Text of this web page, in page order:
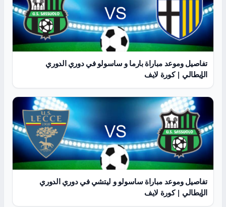
تفاصيل وموعد مباراة بارما و ساسولو في دوري الدوري
الإيطالي | كورة لايف
تفاصيل وموعد مباراة ساسولو و ليتشي في دوري الدوري
الإيطالي | كورة لايف